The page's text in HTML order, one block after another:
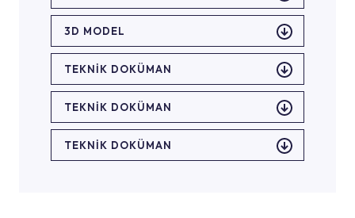
3D MODEL
TEKNİK DOKÜMAN
TEKNİK DOKÜMAN
TEKNİK DOKÜMAN